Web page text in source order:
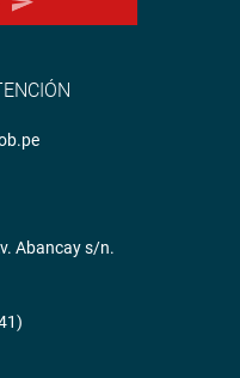
Abancay s/n.